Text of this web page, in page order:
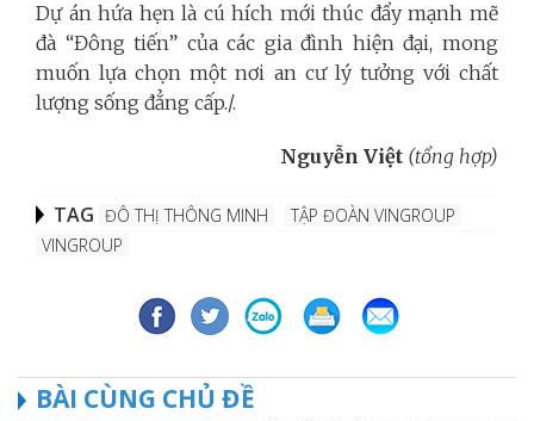
Dự án hứa hẹn là cú hích mới thúc đẩy mạnh mẽ
đà “Đông tiến” của các gia đình hiện đại, mong
muốn lựa chọn một nơi an cư lý tưởng với chất
lượng sống đẳng cấp./.
Nguyễn Việt (tổng hợp)
TAG ĐÔ THỊ THÔNG MINH
TẬP ĐOÀN VINGROUP
VINGROUP
BÀI CÙNG CHỦ ĐỀ